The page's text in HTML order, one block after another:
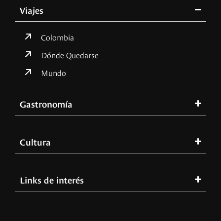
Viajes
Colombia
Dónde Quedarse
Mundo
Gastronomía
Cultura
Links de interés